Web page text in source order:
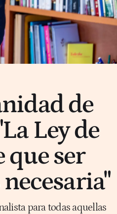
de
Ley de
que ser
para todas aquellas